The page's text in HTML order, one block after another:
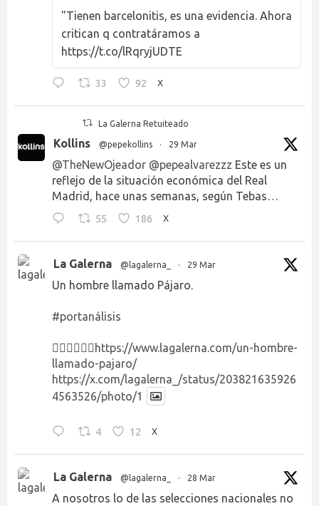
"Tienen barcelonitis, es una evidencia. Ahora
critican q contratáramos a
https://t.co/lRqryjUDTE
33 92 X
La Galerna Retuiteado
Kollins @pepekollins · 29 Mar
@TheNewOjeador @pepealvarezzz Este es un
reflejo de la situación económica del Real
Madrid, hace unas semanas, según Tebas…
55 186 X
La Galerna @lagalerna_ · 29 Mar
Un hombre llamado Pájaro.
#portanálisis
👉🏻👉🏻👉🏻 https://www.lagalerna.com/un-hombre-
llamado-pajaro/
https://x.com/lagalerna_/status/203821635926
4563526/photo/1
4 12 X
La Galerna @lagalerna_ · 28 Mar
A nosotros lo de las selecciones nacionales no